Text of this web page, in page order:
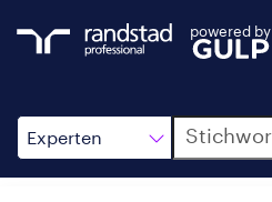
powered by
Experten
Suche